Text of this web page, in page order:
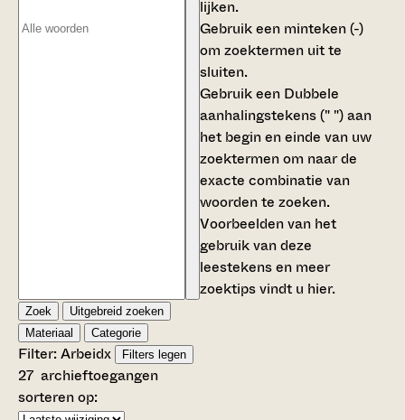
lijken.
Gebruik een minteken (-)
om zoektermen uit te
sluiten.
Gebruik een Dubbele
aanhalingstekens (" ")aan
het begin en einde van uw
zoektermen om naar de
exacte combinatie van
woorden te zoeken.
Voorbeelden van het
gebruik van deze
leestekens en meer
zoektips vindt u hier.
Zoek
Uitgebreid zoeken
Materiaal
Categorie
Filter:Arbeidx Filters legen
27 archieftoegangen
sorteren op: